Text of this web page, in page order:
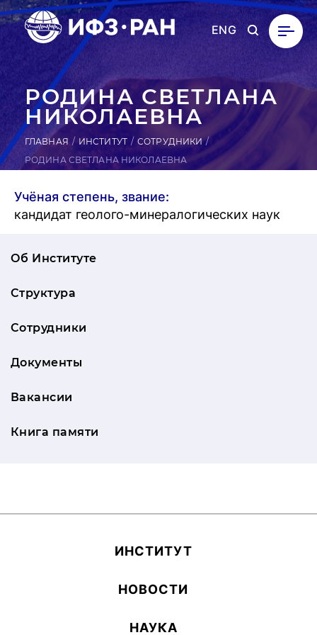
ENG
РОДИНА СВЕТ­ЛА­НА
НИ­КОЛА­ЕВ­НА
ГЛАВНАЯ ИНСТИТУТ
СОТРУДНИКИ
РОДИНА СВЕТЛАНА НИКОЛАЕВНА
Учёная степень, звание:
кандидат геолого-минералогических наук
Об Институте
Структура
Сотрудники
Документы
Вакансии
Книга памяти
ИН­СТИ­ТУТ
НОВОСТИ
НАУКА